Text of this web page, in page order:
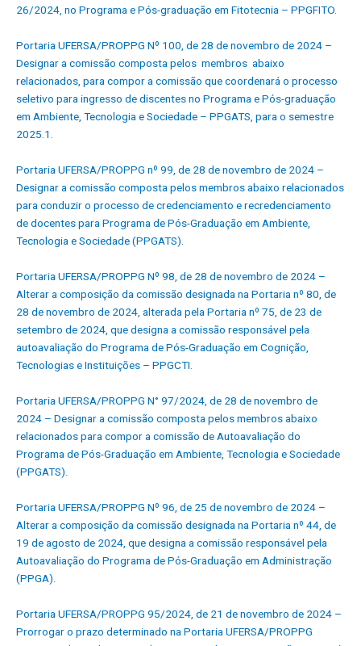
26/2024, no Programa e Pós-graduação em Fitotecnia – PPGFITO.
Portaria UFERSA/PROPPG Nº 100, de 28 de novembro de 2024 –
Designar a comissão composta pelos membros abaixo
relacionados, para compor a comissão que coordenará o processo
seletivo para ingresso de discentes no Programa e Pós-graduação
em Ambiente, Tecnologia e Sociedade – PPGATS, para o semestre
2025.1.
Portaria UFERSA/PROPPG nº 99, de 28 de novembro de 2024 –
Designar a comissão composta pelos membros abaixo relacionados
para conduzir o processo de credenciamento e recredenciamento
de docentes para Programa de Pós-Graduação em Ambiente,
Tecnologia e Sociedade (PPGATS).
Portaria UFERSA/PROPPG Nº 98, de 28 de novembro de 2024 –
Alterar a composição da comissão designada na Portaria nº 80, de
28 de novembro de 2024, alterada pela Portaria nº 75, de 23 de
setembro de 2024, que designa a comissão responsável pela
autoavaliação do Programa de Pós-Graduação em Cognição,
Tecnologias e Instituições – PPGCTI.
Portaria UFERSA/PROPPG N° 97/2024, de 28 de novembro de
2024 – Designar a comissão composta pelos membros abaixo
relacionados para compor a comissão de Autoavaliação do
Programa de Pós-Graduação em Ambiente, Tecnologia e Sociedade
(PPGATS).
Portaria UFERSA/PROPPG Nº 96, de 25 de novembro de 2024 –
Alterar a composição da comissão designada na Portaria nº 44, de
19 de agosto de 2024, que designa a comissão responsável pela
Autoavaliação do Programa de Pós-Graduação em Administração
(PPGA).
Portaria UFERSA/PROPPG 95/2024, de 21 de novembro de 2024 –
Prorrogar o prazo determinado na Portaria UFERSA/PROPPG